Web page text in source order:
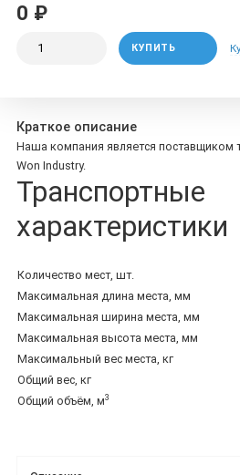
0 ₽
КУПИТЬ
Краткое описание
Наша компания является поставщиком
Won Industry.
Транспортные
характеристики
Количество мест, шт.
Максимальная длина места, мм
Максимальная ширина места, мм
Максимальная высота места, мм
Максимальный вес места, кг
Общий вес, кг
Общий объём, м3